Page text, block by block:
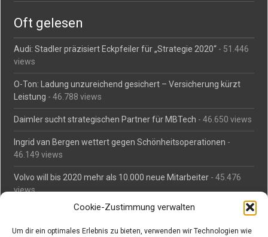
Cookie-Zustimmung verwalten
Um dir ein optimales Erlebnis zu bieten, verwenden wir Technologien wie
Oft gelesen
Audi: Stadler präzisiert Eckpfeiler für „Strategie 2020“ - 51.446
views
O-Ton: Ladung unzureichend gesichert – Versicherung kürzt
Leistung - 46.788 views
Daimler sucht strategischen Partner für MBTech - 46.650 views
Ingrid van Bergen wettert gegen Schönheitsoperationen -
46.149 views
Volvo will bis 2020 mehr als 10.000 neue Mitarbeiter - 45.476
views
Mäßiges Interesse an Daimlers MBtech- 44.701 views